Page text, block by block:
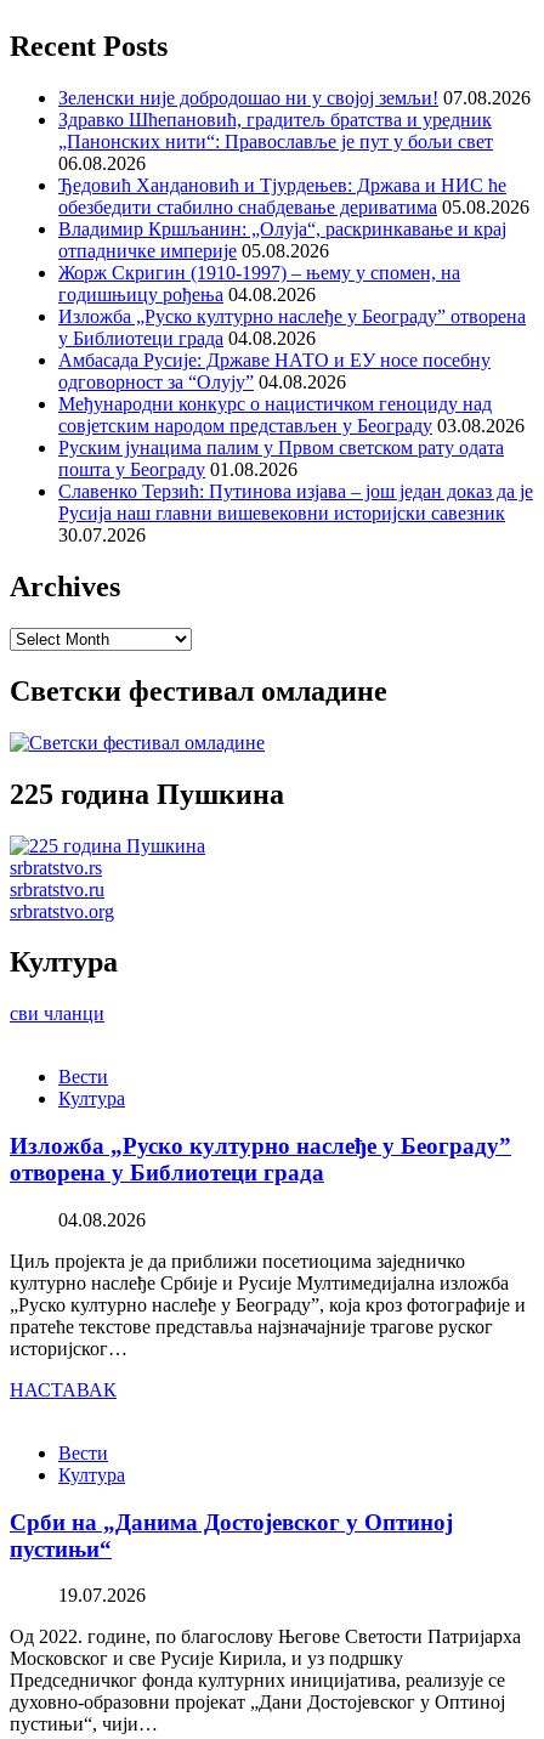
Recent Posts
Зеленски није добродошао ни у својој земљи! 07.08.2026
Здравко Шћепановић, градитељ братства и уредник
„Панонских нити“: Православље је пут у бољи свет
06.08.2026
Ђедовић Хандановић и Тјурдењев: Држава и НИС ће
обезбедити стабилно снабдевање дериватима 05.08.2026
Владимир Кршљанин: „Олуја“, раскринкавање и крај
отпадничке империје 05.08.2026
Жорж Скригин (1910-1997) – њему у спомен, на
годишњицу рођења 04.08.2026
Изложба „Руско културно наслеђе у Београду” отворена
у Библиотеци града 04.08.2026
Амбасада Русије: Државе НАТО и ЕУ носе посебну
одговорност за “Олују” 04.08.2026
Међународни конкурс о нацистичком геноциду над
совјетским народом представљен у Београду 03.08.2026
Руским јунацима палим у Првом светском рату одата
пошта у Београду 01.08.2026
Славенко Терзић: Путинова изјава – још један доказ да је
Русија наш главни вишевековни историјски савезник
30.07.2026
Archives
Archives
Светски фестивал омладине
225 година Пушкина
srbratstvo.rs
srbratstvo.ru
srbratstvo.org
Култура
сви чланци
Вести
Култура
Изложба „Руско културно наслеђе у Београду”
отворена у Библиотеци града
04.08.2026
Циљ пројекта је да приближи посетиоцима заједничко
културно наслеђе Србије и Русије Мултимедијална изложба
„Руско културно наслеђе у Београду”, која кроз фотографије и
пратеће текстове представља најзначајније трагове руског
историјског…
НАСТАВАК
Вести
Култура
Срби на „Данима Достојевског у Оптиној
пустињи“
19.07.2026
Од 2022. године, по благослову Његове Светости Патријарха
Московског и све Русије Кирила, и уз подршку
Председничког фонда културних иницијатива, реализује се
духовно-образовни пројекат „Дани Достојевског у Оптиној
пустињи“, чији…